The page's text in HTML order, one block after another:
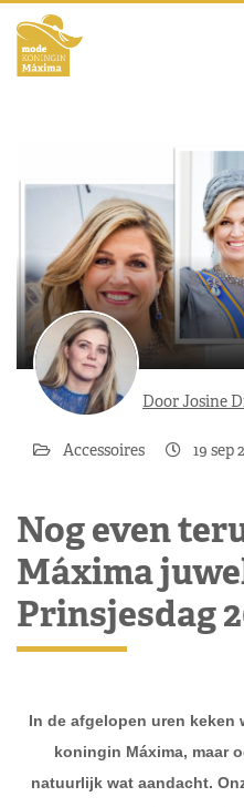
Door Josine
Accessoires 19 sep
Nog even
Máxima
Prinsjesdag
In de afgelopen uren keken
koningin Máxima, maar
natuurlijk wat aandacht.